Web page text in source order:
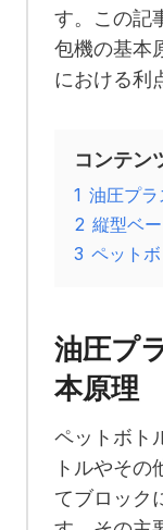
す。この記
包機の基本
における利
コンテン
1 油圧プ
2 縦型ベ
3 ペット
油圧プ
本原理
ペットボト
トルやその
てブロック